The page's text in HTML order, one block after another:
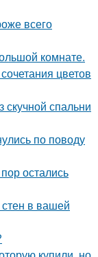
всего
комнате.
цветов
спальни
по поводу
остались
в вашей